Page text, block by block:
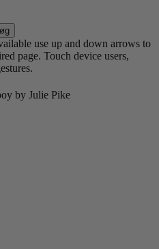
use up and down arrows to
page. Touch device users,
by Julie Pike